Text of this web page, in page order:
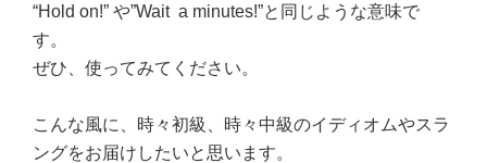
“Hold on!” や”Wait a minutes!”と同じような意味で
す。
ぜひ、使ってみてください。
こんな風に、時々初級、時々中級のイディオムやスラ
ングをお届けしたいと思います。